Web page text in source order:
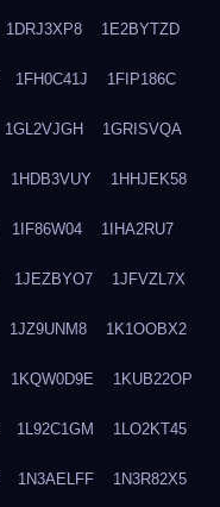
1DRJ3XP8 1E2BYTZD
1FH0C41J 1FIP186C
1GL2VJGH 1GRISVQA
1HDB3VUY 1HHJEK58
1IF86W04 1IHA2RU7
1JEZBYO7 1JFVZL7X
1JZ9UNM8 1K1OOBX2
1KQW0D9E 1KUB22OP
1L92C1GM 1LO2KT45
1N3AELFF 1N3R82X5